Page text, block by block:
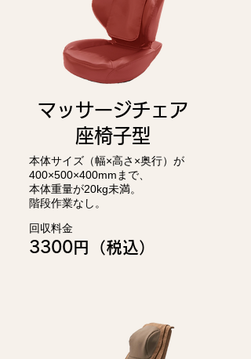
マッサージチェア
​座椅子型
本体サイズ（幅×高さ×奥行）が
400×500×400mmまで、
本体重量が20kg未満。
階段作業なし。
回収料金
3300円（税込）